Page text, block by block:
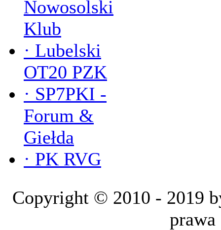
Nowosolski
Klub
· Lubelski
OT20 PZK
· SP7PKI -
Forum &
Giełda
· PK RVG
Copyright © 2010 - 2019
prawa